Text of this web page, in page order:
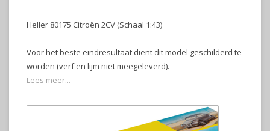
Heller 80175 Citroën 2CV (Schaal 1:43)
Voor het beste eindresultaat dient dit model geschilderd te
worden (verf en lijm niet meegeleverd).
Lees meer...